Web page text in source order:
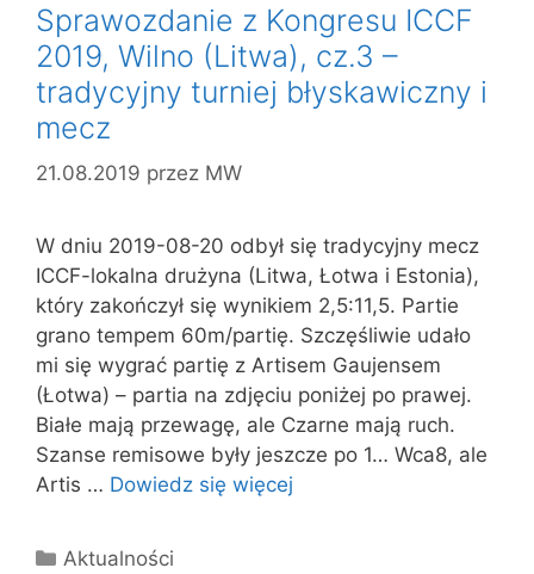
Sprawozdanie z Kongresu ICCF
2019, Wilno (Litwa), cz.3 –
tradycyjny turniej błyskawiczny i
mecz
21.08.2019 przez MW
W dniu 2019-08-20 odbył się tradycyjny mecz
ICCF-lokalna drużyna (Litwa, Łotwa i Estonia),
który zakończył się wynikiem 2,5:11,5. Partie
grano tempem 60m/partię. Szczęśliwie udało
mi się wygrać partię z Artisem Gaujensem
(Łotwa) – partia na zdjęciu poniżej po prawej.
Białe mają przewagę, ale Czarne mają ruch.
Szanse remisowe były jeszcze po 1… Wca8, ale
Artis … Dowiedz się więcej
Kategorie
Aktualności